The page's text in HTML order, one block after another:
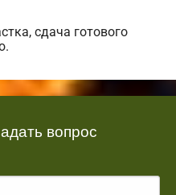
сдача готового
вопрос